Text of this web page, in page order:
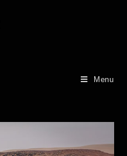
Menu